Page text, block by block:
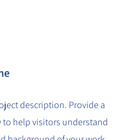
description. Provide a
to help visitors understand